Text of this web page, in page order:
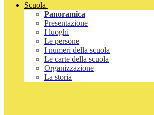
Scuola
Panoramica
Presentazione
I luoghi
Le persone
I numeri della scuola
Le carte della scuola
Organizzazione
La storia